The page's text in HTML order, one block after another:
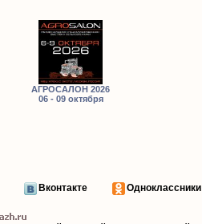
АГРОСАЛОН 2026
06 - 09 октября
Вконтакте Одноклассники